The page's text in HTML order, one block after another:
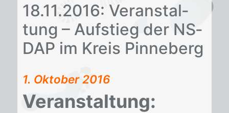
18.11.2016: Ver­an­stal­
tung – Auf­stieg der NS­
DAP im Kreis Pin­ne­berg
1. Oktober 2016
Veranstaltung: